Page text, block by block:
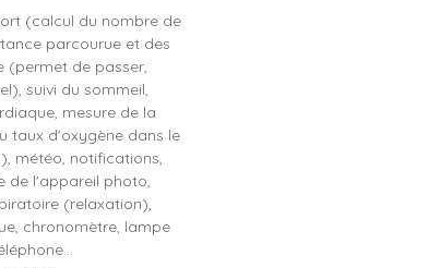
(calcul du nombre de
parcourue et des
(permet de passer,
suivi du sommeil,
mesure de la
taux d'oxygène dans le
météo, notifications,
de l'appareil photo,
(relaxation),
chronomètre, lampe